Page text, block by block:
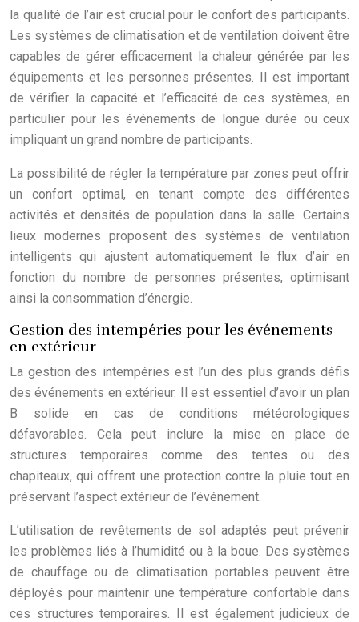
la qualité de l’air est crucial pour le confort des participants.
Les systèmes de climatisation et de ventilation doivent être
capables de gérer efficacement la chaleur générée par les
équipements et les personnes présentes. Il est important
de vérifier la capacité et l’efficacité de ces systèmes, en
particulier pour les événements de longue durée ou ceux
impliquant un grand nombre de participants.
La possibilité de régler la température par zones peut offrir
un confort optimal, en tenant compte des différentes
activités et densités de population dans la salle. Certains
lieux modernes proposent des systèmes de ventilation
intelligents qui ajustent automatiquement le flux d’air en
fonction du nombre de personnes présentes, optimisant
ainsi la consommation d’énergie.
Gestion des intempéries pour les événements
en extérieur
La gestion des intempéries est l’un des plus grands défis
des événements en extérieur. Il est essentiel d’avoir un plan
B solide en cas de conditions météorologiques
défavorables. Cela peut inclure la mise en place de
structures temporaires comme des tentes ou des
chapiteaux, qui offrent une protection contre la pluie tout en
préservant l’aspect extérieur de l’événement.
L’utilisation de revêtements de sol adaptés peut prévenir
les problèmes liés à l’humidité ou à la boue. Des systèmes
de chauffage ou de climatisation portables peuvent être
déployés pour maintenir une température confortable dans
ces structures temporaires. Il est également judicieux de